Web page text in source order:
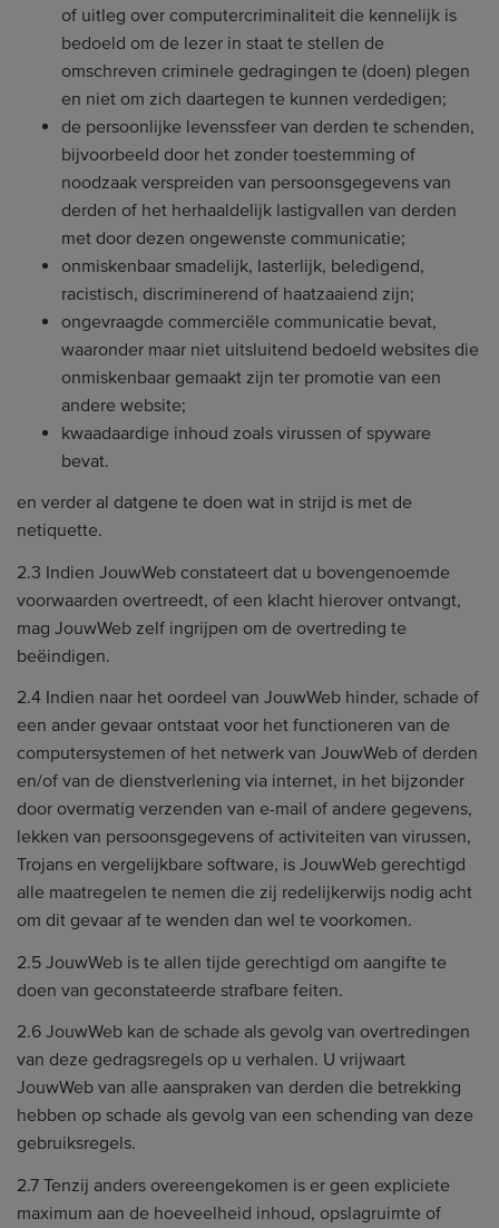
of uitleg over computercriminaliteit die kennelijk is
bedoeld om de lezer in staat te stellen de
omschreven criminele gedragingen te (doen) plegen
en niet om zich daartegen te kunnen verdedigen;
de persoonlijke levenssfeer van derden te schenden,
bijvoorbeeld door het zonder toestemming of
noodzaak verspreiden van persoonsgegevens van
derden of het herhaaldelijk lastigvallen van derden
met door dezen ongewenste communicatie;
onmiskenbaar smadelijk, lasterlijk, beledigend,
racistisch, discriminerend of haatzaaiend zijn;
ongevraagde commerciële communicatie bevat,
waaronder maar niet uitsluitend bedoeld websites die
onmiskenbaar gemaakt zijn ter promotie van een
andere website;
kwaadaardige inhoud zoals virussen of spyware
bevat.
en verder al datgene te doen wat in strijd is met de
netiquette.
2.3 Indien JouwWeb constateert dat u bovengenoemde
voorwaarden overtreedt, of een klacht hierover ontvangt,
mag JouwWeb zelf ingrijpen om de overtreding te
beëindigen.
2.4 Indien naar het oordeel van JouwWeb hinder, schade of
een ander gevaar ontstaat voor het functioneren van de
computersystemen of het netwerk van JouwWeb of derden
en/of van de dienstverlening via internet, in het bijzonder
door overmatig verzenden van e-mail of andere gegevens,
lekken van persoonsgegevens of activiteiten van virussen,
Trojans en vergelijkbare software, is JouwWeb gerechtigd
alle maatregelen te nemen die zij redelijkerwijs nodig acht
om dit gevaar af te wenden dan wel te voorkomen.
2.5 JouwWeb is te allen tijde gerechtigd om aangifte te
doen van geconstateerde strafbare feiten.
2.6 JouwWeb kan de schade als gevolg van overtredingen
van deze gedragsregels op u verhalen. U vrijwaart
JouwWeb van alle aanspraken van derden die betrekking
hebben op schade als gevolg van een schending van deze
gebruiksregels.
2.7 Tenzij anders overeengekomen is er geen expliciete
maximum aan de hoeveelheid inhoud, opslagruimte of